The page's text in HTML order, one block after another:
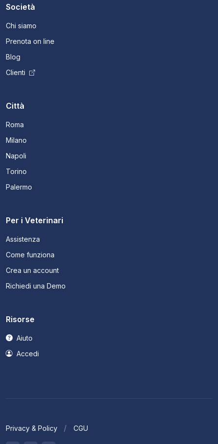
Società
Chi siamo
Prenota on line
Blog
Clienti
Città
Roma
Milano
Napoli
Torino
Palermo
Per i Veterinari
Assistenza
Come funziona
Crea un account
Richiedi una Demo
Risorse
Aiuto
Accedi
Privacy & Policy CGU